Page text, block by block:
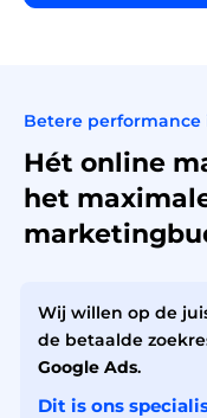
Betere performance
Hét online
het
Wij willen op de
de betaalde
Google Ads.
Dit is ons